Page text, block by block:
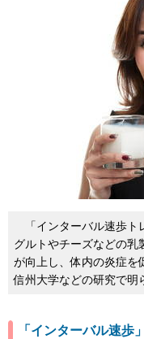
「インターバル速歩ト
グルトやチーズなどの乳
が向上し、体内の炎症を
信州大学などの研究で明
「インターバル速歩